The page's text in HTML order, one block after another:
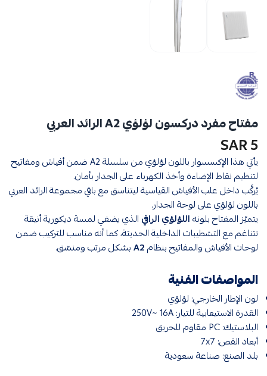
مفتاح مفرد دركسون لؤلؤي A2 الرائد العربي
5 SAR
يأتي هذا الإكسسوار باللون لؤلؤي من سلسلة A2 ضمن أفياش ومفاتيح
لتنظيم نقاط الإضاءة وأخذ الكهرباء على الجدار بأمان.
يُركَّب داخل علب الأفياش القياسية ليتناسق مع باقي مجموعة الرائد العربي
باللون لؤلؤي على لوحة الجدار.
يتميّز المفتاح بلونهاللؤلؤي الراقي الذي يضفي لمسة ديكورية أنيقة
تتناغم مع التشطيبات الداخلية الحديثة، كما أنه مناسب للتركيب ضمن
لوحات الأفياش والمفاتيح بنظامA2بشكل مرتب ومنسّق.
المواصفات الفنية
لون الإطار الخارجي: لؤلؤي
القدرة الاستيعابية للتيار: 250V~ 16A
البلاستيك: PC مقاوم للحريق
أبعاد القص: 7x7
بلد الصنع: صناعة سعودية